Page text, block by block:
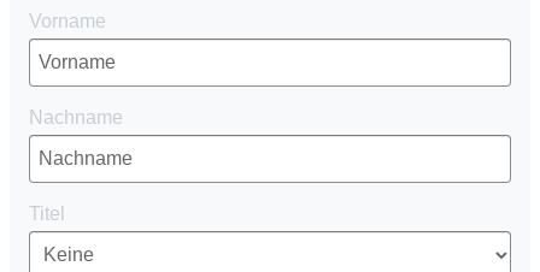
Vorname
Nachname
Titel